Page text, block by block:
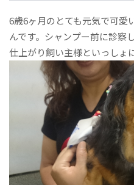
6歳6ヶ月のとても元気で可愛
んです。シャンプー前に診察
仕上がり飼い主様といっしょ